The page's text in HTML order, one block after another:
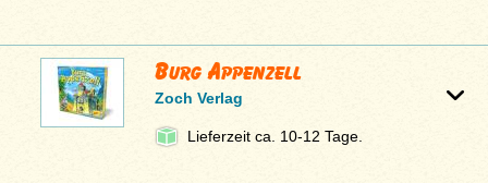
Burg Appenzell
Zoch Verlag
Lieferzeit ca. 10-12 Tage.